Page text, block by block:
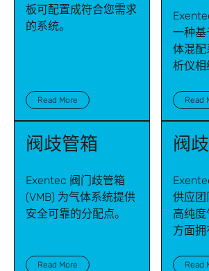
板可配置成符合您需求
的系统。
Read More
一种基
体混配
析仪相
Read
阀歧管箱
Exentec 阀门歧管箱
(VMB) 为气体系统提供
安全可靠的分配点。
Read More
阀
供应团
高纯
方面拥
Read